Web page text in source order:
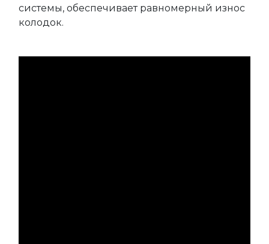
системы, обеспечивает равномерный износ
колодок.